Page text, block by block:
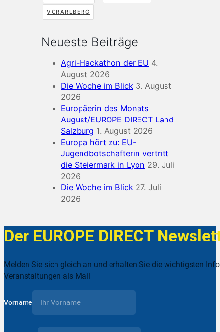
VORARLBERG
Neueste Beiträge
Agri-Hackathon der EU 4.
August 2026
Die Woche im Blick 3. August
2026
Europäerin des Monats
August/EUROPE DIRECT Land
Salzburg 1. August 2026
Europa hört zu: EU-
Jugendbotschafterin vertritt
die Steiermark in Lyon 29. Juli
2026
Die Woche im Blick 27. Juli
2026
Der EUROPE DIRECT
Melden Sie sich gleich an und erhalten Sie die wichtigsten
Veranstaltungen als Mail
Vorname